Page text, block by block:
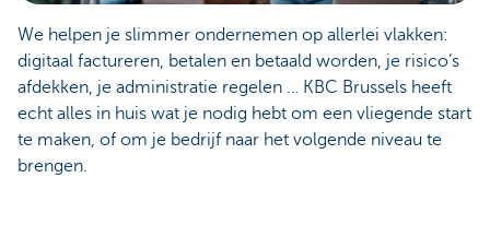
We helpen je slimmer ondernemen op allerlei vlakken:
digitaal factureren, betalen en betaald worden, je risico’s
afdekken, je administratie regelen … KBC Brussels heeft
echt alles in huis wat je nodig hebt om een vliegende start
te maken, of om je bedrijf naar het volgende niveau te
brengen.